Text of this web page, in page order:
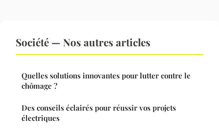
Société — Nos autres articles
Quelles solutions innovantes pour lutter contre le
chômage ?
Des conseils éclairés pour réussir vos projets
électriques